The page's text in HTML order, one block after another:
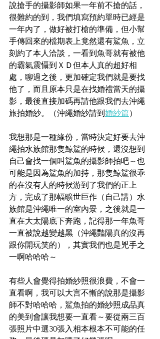
說搶手的攝影師如果一年前不搶的話，
很難約的到，我們填寫預約單時已經是
一年內了，做好被打槍的準備，但小幫
手傳回來的檔期表上竟然還有鯊魚，立
刻約了本人洽談，一看到魚哥就有被他
的霸氣震懾到ＸＤ但本人真的超好相
處，聊過之後，更加確定我們就是要找
他了，而且原本只是在找婚禮當天的攝
影，最後直接加碼再請他跟我們去沖繩
旅拍婚紗。（沖繩婚紗請到 婚紗篇）
我想那是一種緣份，當時決定好要去沖
繩拍水族館那隻鯨鯊的時候，還沒想到
自己會找一個叫鯊魚的攝影師拍吧～也
可能是因為鯊魚的加持，那隻鯨鯊很乖
的在沒有人的時候游到了我們的正上
方，完成了那幅曠世巨作（自己講）水
族館是沖繩唯一的室內景，之後就是一
直在大太陽底下奔跑，記得那一年魚哥
一直被說越變越黑（沖繩豔陽真的沒再
跟你開玩笑的），其實我們也是兇手之
一啊哈哈哈～
有些人會覺得拍婚紗照很浪費，不會一
直看啊，我可以大言不慚的說那是攝影
師不對哈哈哈，鯊魚拍的婚紗照成品真
的美到會讓我想要一直看～要從兩三百
張照片中選30張入相本根本不可能的任